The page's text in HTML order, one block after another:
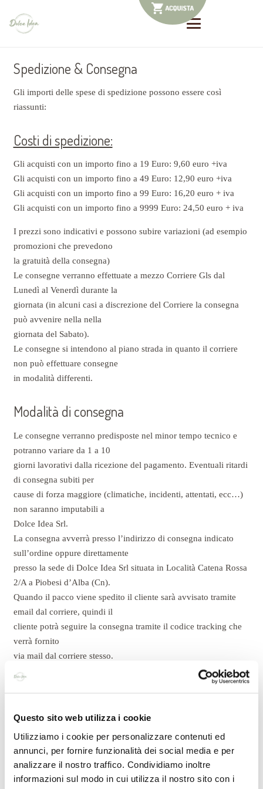
Questo sito web utilizza i cookie
Utilizziamo i cookie per personalizzare contenuti ed
annunci, per fornire funzionalità dei social media e per
analizzare il nostro traffico. Condividiamo inoltre
informazioni sul modo in cui utilizza il nostro sito con i
Spedizione & Consegna
Gli importi delle spese di spedizione possono essere così
riassunti:
Costi di spedizione:
Gli acquisti con un importo fino a 19 Euro: 9,60 euro +iva
Gli acquisti con un importo fino a 49 Euro: 12,90 euro +iva
Gli acquisti con un importo fino a 99 Euro: 16,20 euro + iva
Gli acquisti con un importo fino a 9999 Euro: 24,50 euro + iva
I prezzi sono indicativi e possono subire variazioni (ad esempio
promozioni che prevedono
la gratuità della consegna)
Le consegne verranno effettuate a mezzo Corriere Gls dal
Lunedì al Venerdì durante la
giornata (in alcuni casi a discrezione del Corriere la consegna
può avvenire nella nella
giornata del Sabato).
Le consegne si intendono al piano strada in quanto il corriere
non può effettuare consegne
in modalità differenti.
Modalità di consegna
Le consegne verranno predisposte nel minor tempo tecnico e
potranno variare da 1 a 10
giorni lavorativi dalla ricezione del pagamento. Eventuali ritardi
di consegna subiti per
cause di forza maggiore (climatiche, incidenti, attentati, ecc…)
non saranno imputabili a
Dolce Idea Srl.
La consegna avverrà presso l’indirizzo di consegna indicato
sull’ordine oppure direttamente
presso la sede di Dolce Idea Srl situata in Località Catena Rossa
2/A a Piobesi d’Alba (Cn).
Quando il pacco viene spedito il cliente sarà avvisato tramite
email dal corriere, quindi il
cliente potrà seguire la consegna tramite il codice tracking che
verrà fornito
via mail dal corriere stesso.
Il Corriere effettuerà un primo tentativo di consegna, nel caso la
email. In caso
prelevato presso il magazzino
logistico GLS più vicino che vi verrà indicato ( le spese per i